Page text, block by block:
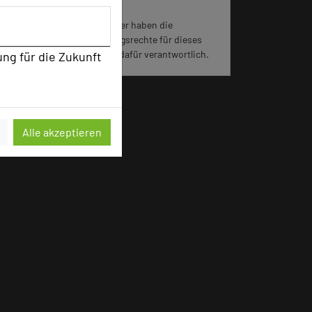
für die Zukunft
Alle akzeptieren
Für die Verwendung der Bilder haben die
jeweiligen Hotels die Nutzungsrechte für dieses
Portal eingeräumt und sind dafür verantwortlich.